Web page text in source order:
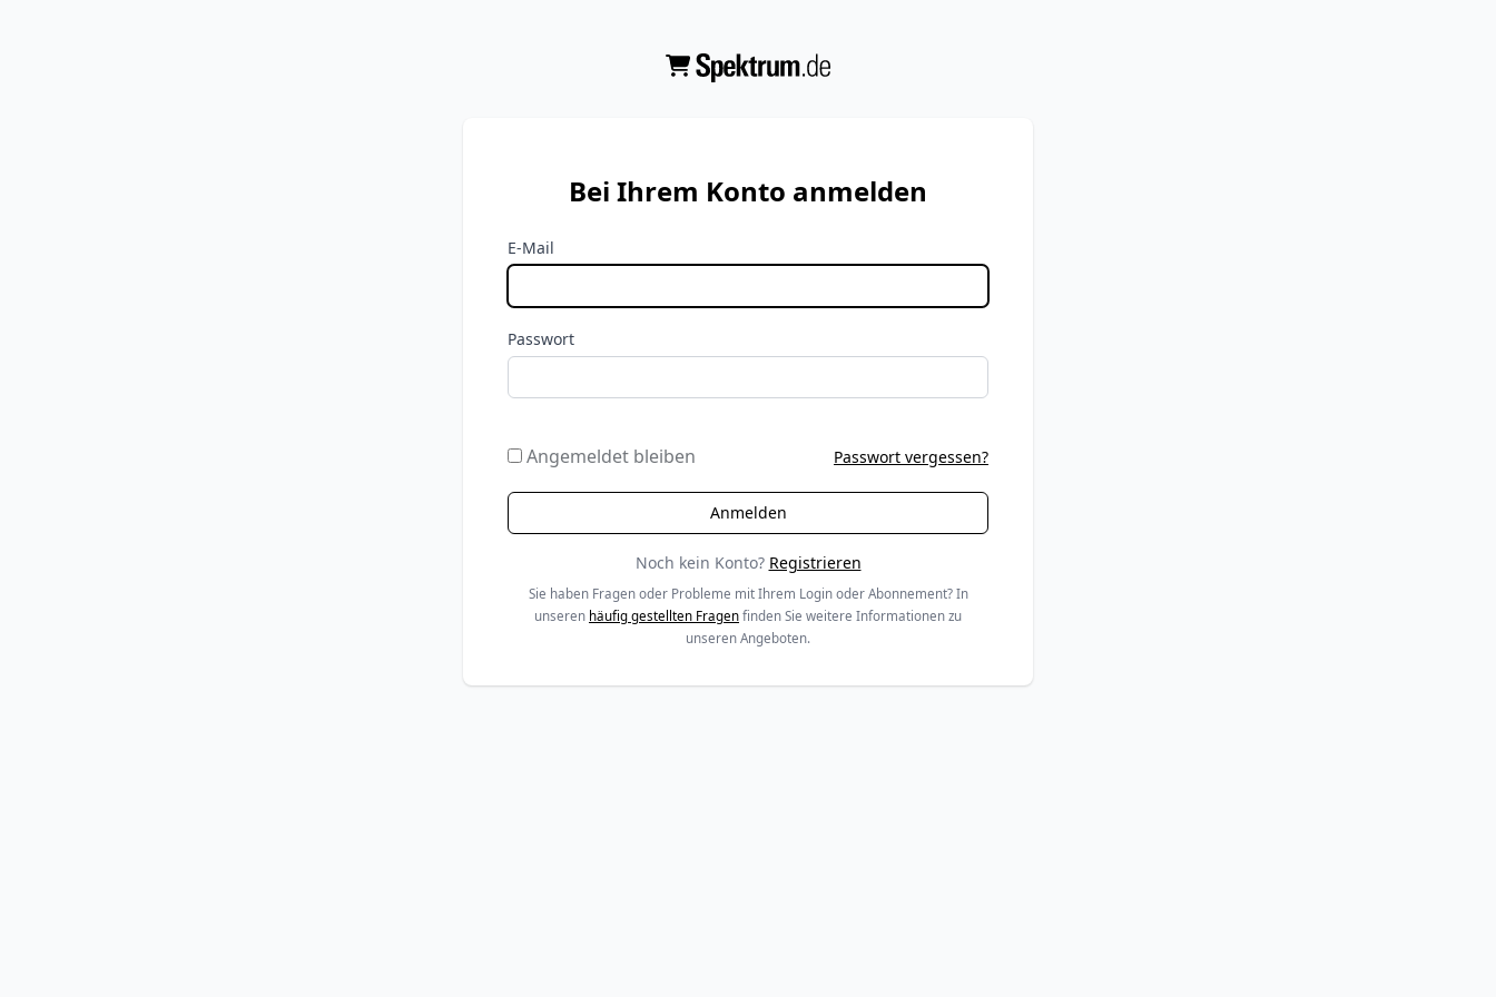
Bei Ihrem Konto anmelden
E-Mail
Passwort
Angemeldet bleiben Passwort vergessen?
Noch kein Konto? Registrieren
Sie haben Fragen oder Probleme mit Ihrem Login oder Abonnement? In
unseren häufig gestellten Fragen finden Sie weitere Informationen zu
unseren Angeboten.